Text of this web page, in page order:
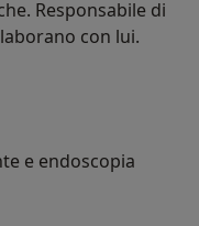
Responsabile di
con lui.
e endoscopia